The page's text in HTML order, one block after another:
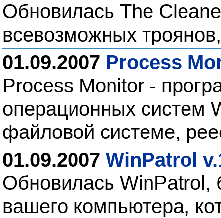
Обновилась The
всевозможных
01.09.2007 Process
Process Monitor -
операционных систем
файловой системе,
01.09.2007 WinPatrol
Обновилась WinPatrol,
вашего компьютера,